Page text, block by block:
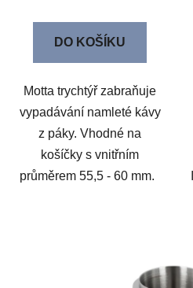
DO KOŠÍKU
Motta trychtýř zabraňuje
vypadávání namleté kávy
z páky. Vhodné na
košíčky s vnitřním
průměrem 55,5 - 60 mm.